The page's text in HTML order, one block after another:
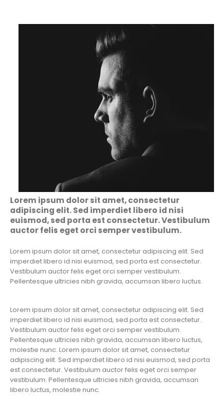
Lorem ipsum dolor sit amet, consectetur
adipiscing elit. Sed imperdiet libero id nisi
euismod, sed porta est consectetur. Vestibulum
auctor felis eget orci semper vestibulum.
Lorem ipsum dolor sit amet, consectetur adipiscing elit. Sed
imperdiet libero id nisi euismod, sed porta est consectetur.
Vestibulum auctor felis eget orci semper vestibulum.
Pellentesque ultricies nibh gravida, accumsan libero luctus.
Lorem ipsum dolor sit amet, consectetur adipiscing elit. Sed
imperdiet libero id nisi euismod, sed porta est consectetur.
Vestibulum auctor felis eget orci semper vestibulum.
Pellentesque ultricies nibh gravida, accumsan libero luctus,
molestie nunc. Lorem ipsum dolor sit amet, consectetur
adipiscing elit. Sed imperdiet libero id nisi euismod, sed porta
est consectetur. Vestibulum auctor felis eget orci semper
vestibulum. Pellentesque ultricies nibh gravida, accumsan
libero luctus, molestie nunc.